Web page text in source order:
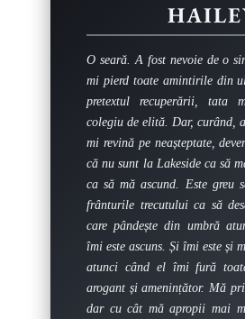
O seară. A fost nevoie de o
mi pierd toate amintirile din
pretextul recuperării, tata
colegiu de elită. Dar, curând,
mi revină pe neașteptate,
că nu sunt la Lakeside ca să
ca să mă ascund. Este greu
frânturile trecutului ca să
care pândește din umbră
îmi este ascuns. Și îmi este și
atunci când el îmi fură
arogant și amenințător. Mă
dar cu cât mă apropii mai